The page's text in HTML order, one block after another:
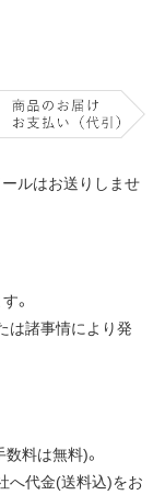
ルはお送りしませ
。
は諸事情により発
料は無料)。
へ代金(送料込)をお